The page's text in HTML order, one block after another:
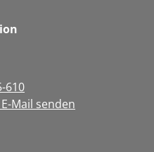
610
Mail senden